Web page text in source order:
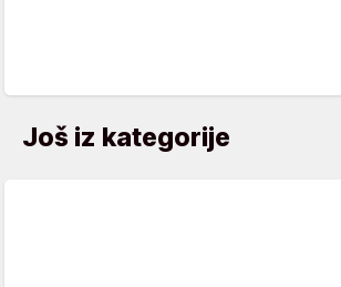
Još iz kategorije